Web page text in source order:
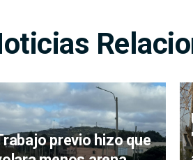
previo hizo que